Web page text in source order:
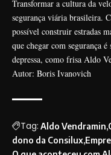
Transformar a cultura da
segurança viária brasileira.
possível construir estradas
que chegar com segurança
depressa, como frisa Aldo
Autor: Boris Ivanovich
Tag: Aldo Vendramin
dono da Consilux